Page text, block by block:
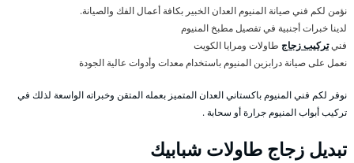
نؤمن لكم فني صيانة المنيوم العدان الخبير بكافة أعمال الفك والصيانة.
لدينا خبرات أجنبية في تفصيل مطبخ المنيوم
فنيتركيب زجاج طاولات ومرايا الكويت
نعمل على صيانة درابزين المنيوم باستخدام معدات وأدوات عالية الجودة
نوفر لكم فني المنيوم باكستاني العدان المتميز بعمله المتقن وخبراته الواسعة لذلك في
تركيب أبواب المنيوم جرارة أو سحابة .
تبديل زجاج طاولات شبابيك